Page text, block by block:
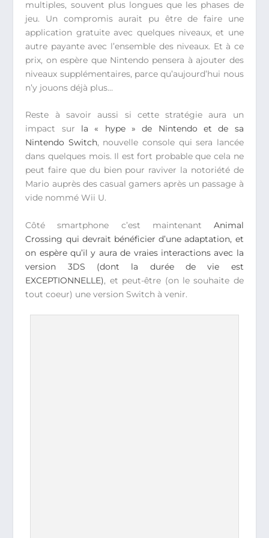
multiples, souvent plus longues que les phases de
jeu. Un compromis aurait pu être de faire une
application gratuite avec quelques niveaux, et une
autre payante avec l’ensemble des niveaux. Et à ce
prix, on espère que Nintendo pensera à ajouter des
niveaux supplémentaires, parce qu’aujourd’hui nous
n’y jouons déjà plus…
Reste à savoir aussi si cette stratégie aura un
impact sur la « hype » de Nintendo et de sa
Nintendo Switch, nouvelle console qui sera lancée
dans quelques mois. Il est fort probable que cela ne
peut faire que du bien pour raviver la notoriété de
Mario auprès des casual gamers après un passage à
vide nommé Wii U.
Côté smartphone c’est maintenant Animal
Crossing qui devrait bénéficier d’une adaptation, et
on espère qu’il y aura de vraies interactions avec la
version 3DS (dont la durée de vie est
EXCEPTIONNELLE), et peut-être (on le souhaite de
tout coeur) une version Switch à venir.